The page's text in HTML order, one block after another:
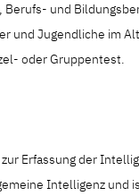
Berufs- und
und Jugendliche im
oder Gruppentest.
Erfassung der
Intelligenz und